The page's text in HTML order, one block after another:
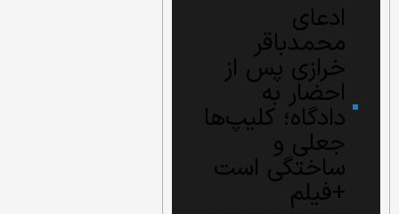
ادعای
محمدباقر
خرازی پس از
احضار به
دادگاه؛ کلیپ‌ها
جعلی و
ساختگی است
+فیلم